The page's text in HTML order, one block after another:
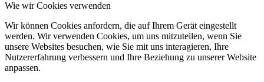
Wie wir Cookies verwenden
Wir können Cookies anfordern, die auf Ihrem Gerät eingestellt
werden. Wir verwenden Cookies, um uns mitzuteilen, wenn Sie
unsere Websites besuchen, wie Sie mit uns interagieren, Ihre
Nutzererfahrung verbessern und Ihre Beziehung zu unserer Website
anpassen.